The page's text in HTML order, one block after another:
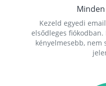
Kezeld egyedi
elsődleges
kényelmesebb, nem